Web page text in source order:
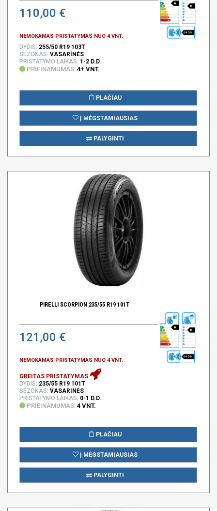
110,00 €
NEMOKAMAS PRISTATYMAS NUO 4 VNT.
A
B
69 DB
DYDIS: 255/50 R19 103T
SEZONAS: VASARINĖS
PRISTATYMO LAIKAS: 1-2 D.D.
PRIEINAMUMAS: 4+ VNT.
PLAČIAU
Į MĖGSTAMIAUSIAS
PALYGINTI
PIRELLI SCORPION 235/55 R19 101T
121,00 €
NEMOKAMAS PRISTATYMAS NUO 4 VNT.
A
B
69 DB
GREITAS PRISTATYMAS
DYDIS: 235/55 R19 101T
SEZONAS: VASARINĖS
PRISTATYMO LAIKAS: 0-1 D.D.
PRIEINAMUMAS: 4 VNT.
PLAČIAU
Į MĖGSTAMIAUSIAS
PALYGINTI